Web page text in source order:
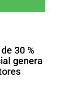
30 %
genera